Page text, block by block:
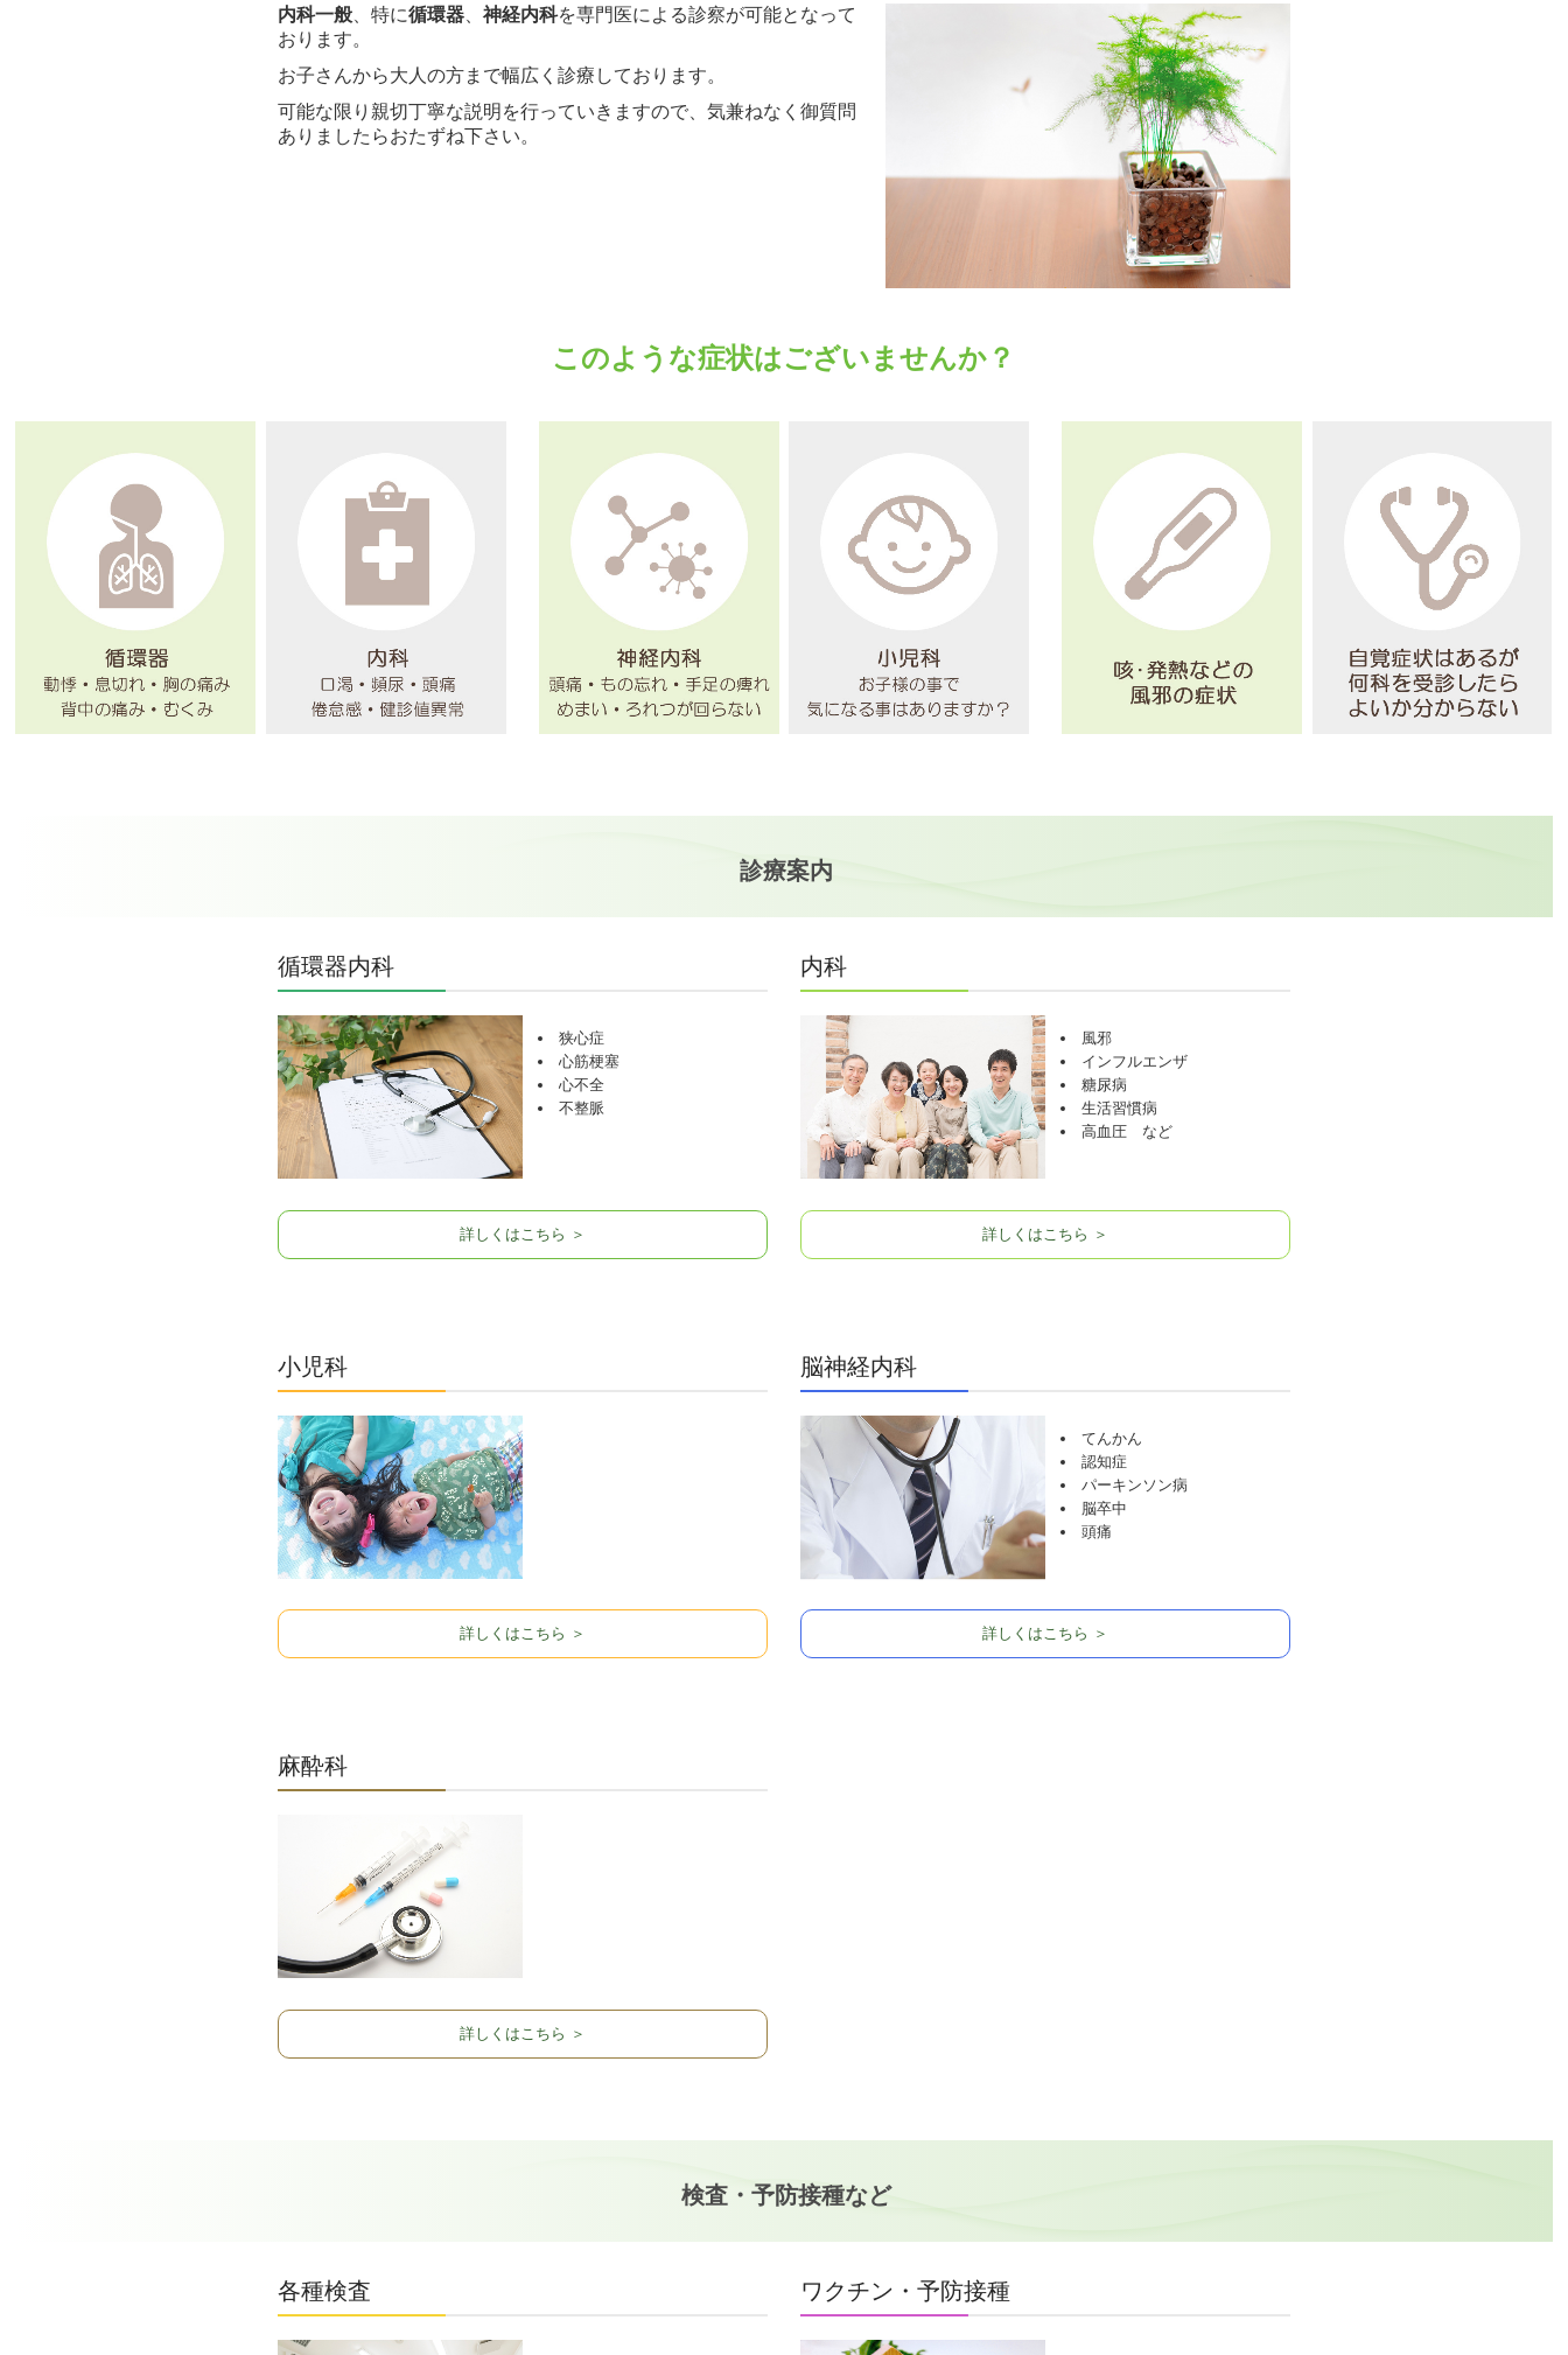
内科一般、特に循環器、 神経内科を専門医による診察が可能となって
おります。
お子さんから大人の方まで幅広く診療しております。
可能な限り親切丁寧な説明を行っていきますので、気兼ねなく御質問
ありましたらおたずね下さい。
このような症状はございませんか？
診療案内
循環器内科
狭心症
心筋梗塞
心不全
不整脈
詳しくはこちら ＞
内科
風邪
インフルエンザ
糖尿病
生活習慣病
高血圧 など
詳しくはこちら ＞
小児科
詳しくはこちら ＞
脳神経内科
てんかん
認知症
パーキンソン病
脳卒中
頭痛
詳しくはこちら ＞
麻酔科
詳しくはこちら ＞
検査・予防接種など
各種検査 ワクチン・予防接種